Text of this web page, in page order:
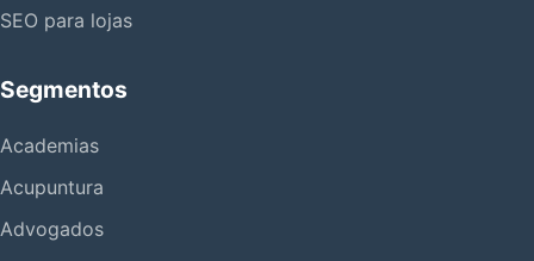
SEO para lojas
Segmentos
Academias
Acupuntura
Advogados